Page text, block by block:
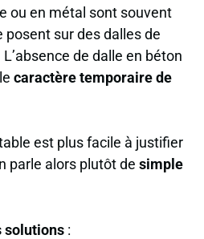
ou en métal sont souvent
posent sur des dalles de
de dalle en béton
caractère temporaire de
est plus facile à justifier
parle alors plutôt de simple
solutions :